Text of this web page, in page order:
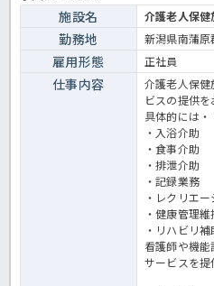
施設名 介護老人保
勤務地 新潟県南蒲
雇用形態 正社員
仕事内容
介護老人保
ビスの提供を
具体的には・
・入浴介助
・食事介助
・排泄介助
・記録業務
・レクリエ
・健康管理維
・リハビリ
看護師や機
サービスを提